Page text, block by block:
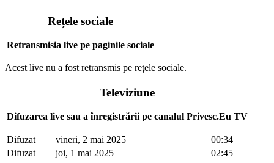
Rețele sociale
Retransmisia live pe paginile sociale
Acest live nu a fost retransmis pe rețele sociale.
Televiziune
Difuzarea live sau a înregistrării pe canalul Privesc.Eu TV
Difuzat vineri, 2 mai 2025
00:34
Difuzat
joi, 1 mai 2025
02:45